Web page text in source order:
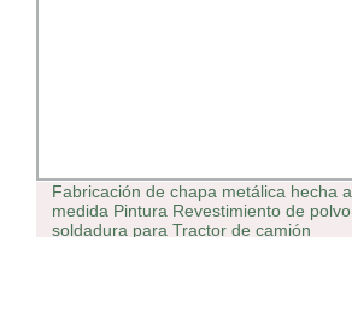
Fabricación de chapa metálica hecha a
medida Pintura Revestimiento de polvo
soldadura para Tractor de camión